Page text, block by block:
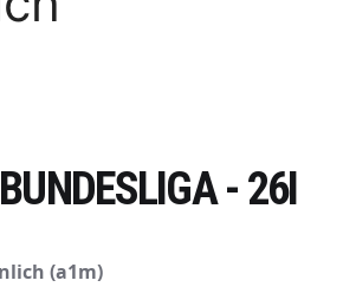
- 26I
(a1m)